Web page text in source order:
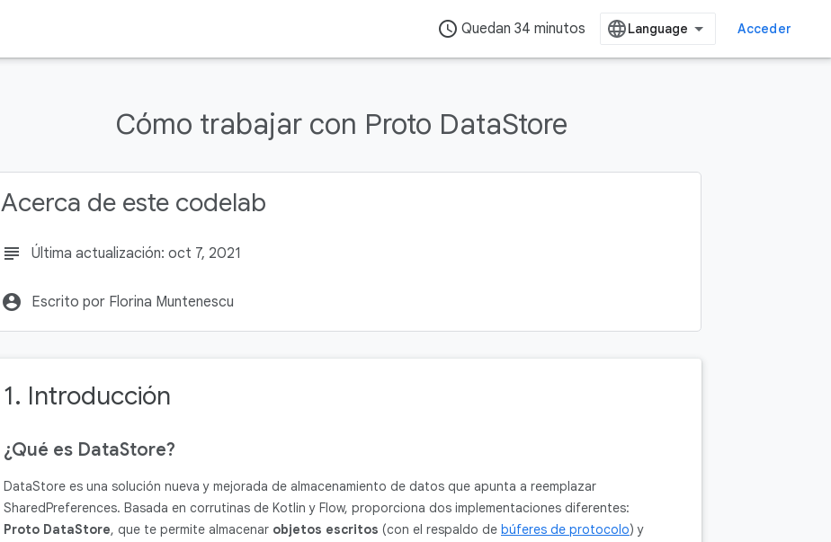
access_time Quedan 34 minutos Acceder
Cómo trabajar con Proto DataStore
Acerca de este codelab
subject Última actualización: oct 7, 2021
account_circle Escrito por Florina Muntenescu
1. Introducción
¿Qué es DataStore?
DataStore es una solución nueva y mejorada de almacenamiento de datos que apunta a reemplazar
SharedPreferences. Basada en corrutinas de Kotlin y Flow, proporciona dos implementaciones diferentes:
Proto DataStore, que te permite almacenar objetos escritos (con el respaldo de búferes de protocolo) y